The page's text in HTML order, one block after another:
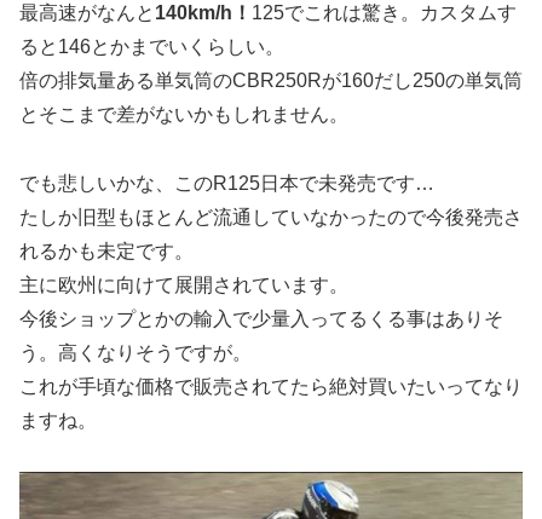
最高速がなんと 140km/h！ 125でこれは驚き。カスタムす
ると146とかまでいくらしい。
倍の排気量ある単気筒のCBR250Rが160だし250の単気筒
とそこまで差がないかもしれません。
でも悲しいかな、このR125日本で未発売です…
たしか旧型もほとんど流通していなかったので今後発売さ
れるかも未定です。
主に欧州に向けて展開されています。
今後ショップとかの輸入で少量入ってるくる事はありそ
う。高くなりそうですが。
これが手頃な価格で販売されてたら絶対買いたいってなり
ますね。